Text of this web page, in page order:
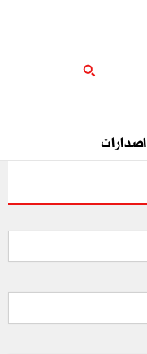
اصدارات